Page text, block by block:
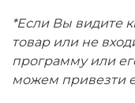
*Если Вы видите
товар или не
программу или
можем привезти